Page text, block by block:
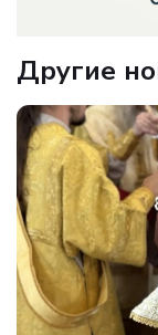
Другие